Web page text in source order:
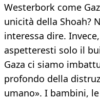
Westerbork come
unicità della Shoah?
interessa dire.
aspetteresti solo il
Gaza ci siamo
profondo della
umano». I bambini,